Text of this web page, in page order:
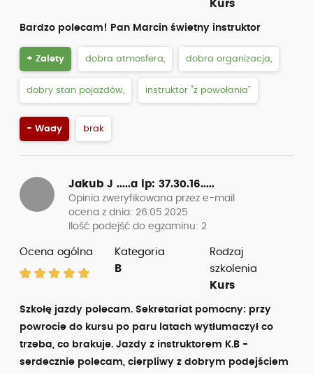
Kurs
Bardzo polecam! Pan Marcin świetny instruktor
+ Zalety dobra atmosfera, dobra organizacja,
dobry stan pojazdów, instruktor “z powołania”
- Wady brak
Jakub J .....a ip: 37.30.16.....
Opinia zweryfikowana przez e-mail
ocena z dnia: 26.05.2025
Ilość podejść do egzaminu: 2
Ocena ogólna
Kategoria
B
Rodzaj
szkolenia
Kurs
Szkołę jazdy polecam. Sekretariat pomocny: przy
powrocie do kursu po paru latach wytłumaczył co
trzeba, co brakuje. Jazdy z instruktorem K.B -
serdecznie polecam, cierpliwy z dobrym podejściem